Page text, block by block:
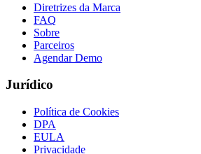
Diretrizes da Marca
FAQ
Sobre
Parceiros
Agendar Demo
Jurídico
Política de Cookies
DPA
EULA
Privacidade